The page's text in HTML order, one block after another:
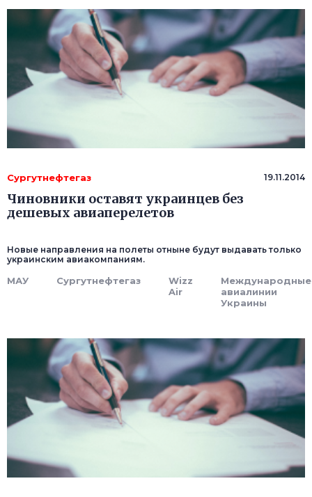
Сургутнефтегаз 19.11.2014
Чиновники оставят украинцев без
дешевых авиаперелетов
Новые направления на полеты отныне будут выдавать только
украинским авиакомпаниям.
МАУ Сургутнефтегаз
Wizz
Air
Международные
авиалинии
Украины